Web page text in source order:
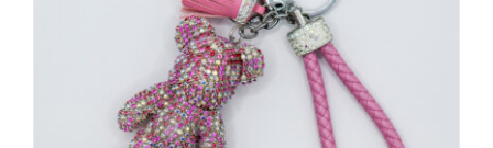
Die
Optionen
können
auf
der